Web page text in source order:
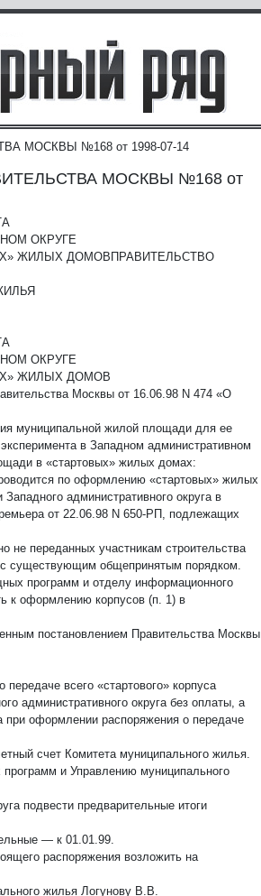
МОСКВЫ №168 от 1998-07-14
МОСКВЫ №168 от
ОКРУГЕ
ЖИЛЫХ ДОМОВПРАВИТЕЛЬСТВО
ОКРУГЕ
ЖИЛЫХ ДОМОВ
Москвы от 16.06.98 N 474 «О
муниципальной жилой площади для ее
в Западном административном
в «стартовых» жилых домах:
по оформлению «стартовых» жилых
административного округа в
от 22.06.98 N 650-РП, подлежащих
не переданных участникам строительства
существующим общепринятым порядком.
программ и отделу информационного
к оформлению корпусов (п. 1) в
постановлением Правительства Москвы
всего «стартового» корпуса
административного округа без оплаты, а
при оформлении распоряжения о передаче
счет Комитета муниципального жилья.
и Управлению муниципального
подвести предварительные итоги
— к 01.01.99.
распоряжения возложить на
жилья Логунову В.В.